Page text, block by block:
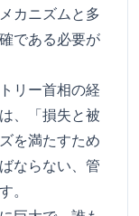
カニズムと多
である必要が
リー首相の経
、「損失と被
を満たすため
ならない、管
。